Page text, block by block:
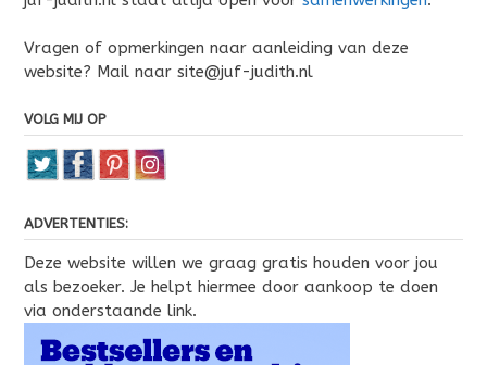
Vragen of opmerkingen naar aanleiding van deze
website? Mail naar site@juf-judith.nl
VOLG MIJ OP
ADVERTENTIES:
Deze website willen we graag gratis houden voor jou
als bezoeker. Je helpt hiermee door aankoop te doen
via onderstaande link.